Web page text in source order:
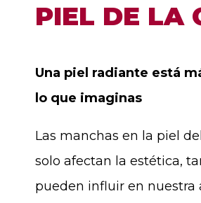
PIEL DE LA
Una piel radiante está
lo que imaginas
Las manchas en la piel
solo afectan la estética,
pueden influir en nuestra